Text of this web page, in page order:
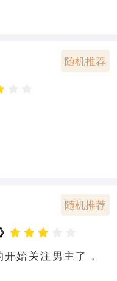
随机推荐
随机推荐
始关注男主了，